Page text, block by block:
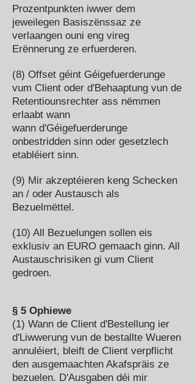
Prozentpunkten iwwer dem
jeweilegen Basiszënssaz ze
verlaangen ouni eng vireg
Erënnerung ze erfuerderen.
(8) Offset géint Géigefuerderunge
vum Client oder d'Behaaptung vun de
Retentiounsrechter ass nëmmen
erlaabt wann
wann d'Géigefuerderunge
onbestridden sinn oder gesetzlech
etabléiert sinn.
(9) Mir akzeptéieren keng Schecken
an / oder Austausch als
Bezuelmëttel.
(10) All Bezuelungen sollen eis
exklusiv an EURO gemaach ginn. All
Austauschrisiken gi vum Client
gedroen.
§ 5 Ophiewe
(1) Wann de Client d'Bestellung ier
d'Liwwerung vun de bestallte Wueren
annuléiert, bleift de Client verpflicht
den ausgemaachten Akafspräis ze
bezuelen. D'Ausgaben déi mir